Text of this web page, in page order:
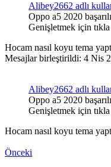
Alibey2662 adlı
Oppo a5 2020
Genişletmek için
Hocam nasıl koyu tema
Mesajlar birleştirildi: 4 Nis
Alibey2662 adlı
Oppo a5 2020
Genişletmek için
Hocam nasıl koyu tema
Önceki